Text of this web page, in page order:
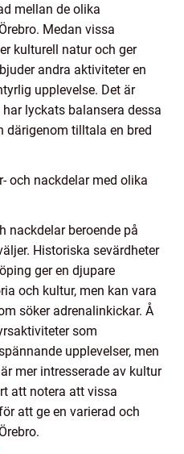
mellan de olika
Medan vissa
kulturell natur och ger
andra aktiviteter en
upplevelse. Det är
lyckats balansera dessa
därigenom tilltala en bred
och nackdelar med olika
nackdelar beroende på
Historiska sevärdheter
ger en djupare
och kultur, men kan vara
söker adrenalinkickar. Å
som
upplevelser, men
mer intresserade av kultur
att notera att vissa
att ge en varierad och